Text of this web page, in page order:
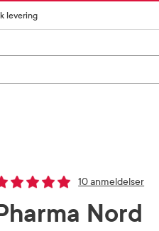
levering
10 anmeldelser
Nord